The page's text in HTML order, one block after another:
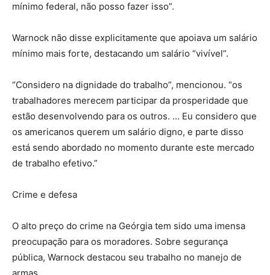
mínimo federal, não posso fazer isso”.
Warnock não disse explicitamente que apoiava um salário
mínimo mais forte, destacando um salário “vivível”.
“Considero na dignidade do trabalho”, mencionou. “os
trabalhadores merecem participar da prosperidade que
estão desenvolvendo para os outros. … Eu considero que
os americanos querem um salário digno, e parte disso
está sendo abordado no momento durante este mercado
de trabalho efetivo.”
Crime e defesa
O alto preço do crime na Geórgia tem sido uma imensa
preocupação para os moradores. Sobre segurança
pública, Warnock destacou seu trabalho no manejo de